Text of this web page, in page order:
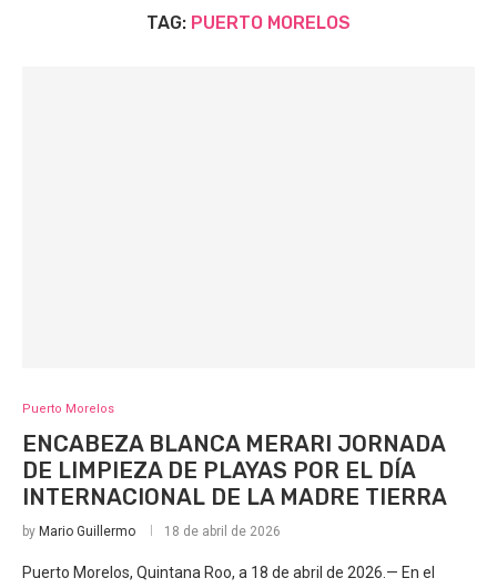
TAG: PUERTO MORELOS
Puerto Morelos
ENCABEZA BLANCA MERARI JORNADA
DE LIMPIEZA DE PLAYAS POR EL DÍA
INTERNACIONAL DE LA MADRE TIERRA
by Mario Guillermo 18 de abril de 2026
Puerto Morelos, Quintana Roo, a 18 de abril de 2026.— En el